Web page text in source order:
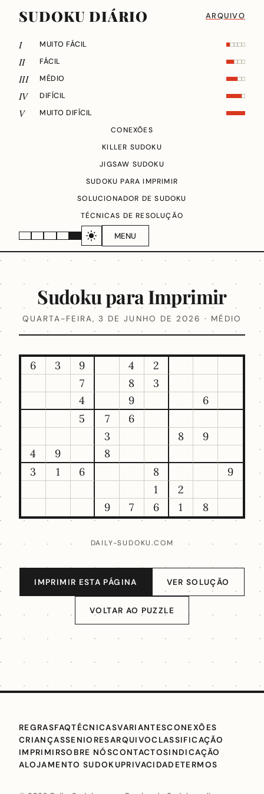
SUDOKU DIÁRIO ARQUIVO
MENU
I MUITO FÁCIL
II FÁCIL
III MÉDIO
IV DIFÍCIL
V
MUITO DIFÍCIL
CONEXÕES
KILLER SUDOKU
JIGSAW SUDOKU
SUDOKU PARA IMPRIMIR
SOLUCIONADOR DE SUDOKU
TÉCNICAS DE RESOLUÇÃO
Sudoku para Imprimir
QUARTA-FEIRA, 3 DE JUNHO DE 2026 · MÉDIO
6 3 9 4
2
7
8
3
4
9
6
5
7
6
3
8
9
4
9
8
3
1 6 8
9
1
2
9
7 6 1 8
DAILY-SUDOKU.COM
IMPRIMIR ESTA PÁGINA VER SOLUÇÃO
VOLTAR AO PUZZLE
REGRASFAQTÉCNICASVARIANTESCONEXÕES
CRIANÇASSENIORESARQUIVOCLASSIFICAÇÃO
IMPRIMIRSOBRE NÓSCONTACTOSINDICAÇÃO
ALOJAMENTO SUDOKUPRIVACIDADETERMOS